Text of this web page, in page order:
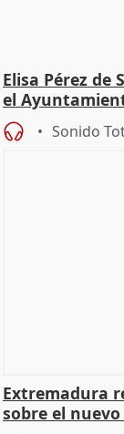
Elisa Pérez de
el
Sonido
Extremadura
sobre el